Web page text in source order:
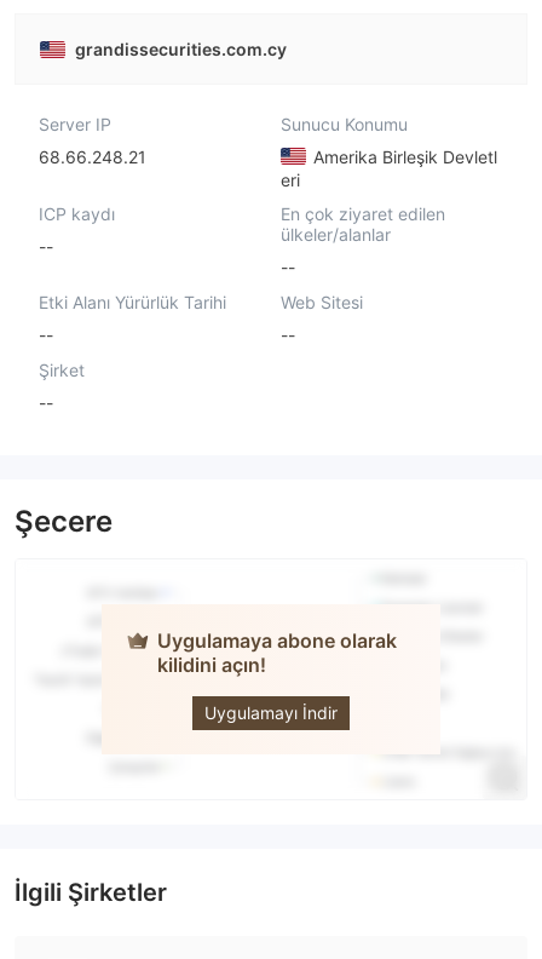
grandissecurities.com.cy
Server IP
68.66.248.21
Sunucu Konumu
Amerika Birleşik Devletl
eri
ICP kaydı
--
En çok ziyaret edilen
ülkeler/alanlar
--
Etki Alanı Yürürlük Tarihi
--
Web Sitesi
--
Şirket
--
Şecere
Uygulamaya abone olarak
kilidini açın!
Uygulamayı İndir
GRANDIS
İlgili Şirketler